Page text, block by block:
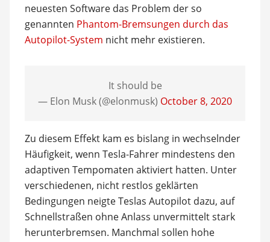
neuesten Software das Problem der so
genannten Phantom-Bremsungen durch das
Autopilot-System nicht mehr existieren.
It should be
— Elon Musk (@elonmusk) October 8, 2020
Zu diesem Effekt kam es bislang in wechselnder
Häufigkeit, wenn Tesla-Fahrer mindestens den
adaptiven Tempomaten aktiviert hatten. Unter
verschiedenen, nicht restlos geklärten
Bedingungen neigte Teslas Autopilot dazu, auf
Schnellstraßen ohne Anlass unvermittelt stark
herunterbremsen. Manchmal sollen hohe